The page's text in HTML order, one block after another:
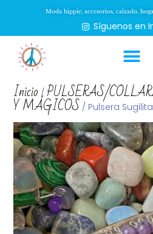
Moda hippie, accesorios, calzado,
Síguenos en
Inicio / PULSERAS/
Y MÁGICOS / Pulsera Sugilita